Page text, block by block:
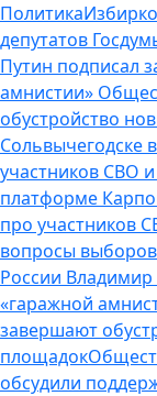
Политика
депутатов
Путин подписал
амнистии»
обустройство
Сольвычегодске
участников СВО
платформе
про участников
вопросы
России
«гаражной
завершают
площадок
обсудили